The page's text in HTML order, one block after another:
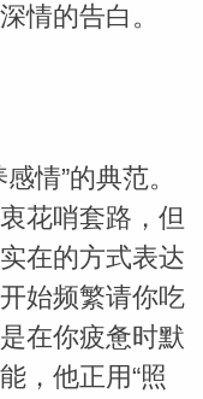
情的告白。
情”的典范。
花哨套路，但
在的方式表达
始频繁请你吃
在你疲惫时默
，他正用“照